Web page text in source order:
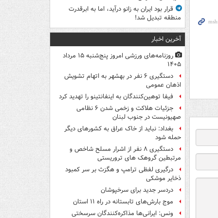
قرار بود ایران به زانو درآید، اما به ابرقدرت
منطقه تبدیل شد!
آخرین اخبار
روزنامه‌های ورزشی امروز پنج‌شنبه ۱۵ مرداد
۱۴۰۵
دستگیری ۶ نفر در بهشهر به اتهام تشویش
اذهان عمومی
فیفا توهین‌کنندگان به اینفانتینو را تهدید کرد
جزئیات هلاکت و زخمی شدن ۶ نظامی
صهیونیست در جنوب لبنان
بغداد: نباید از خاک عراق به کشورهای دیگر
حمله شود
دستگیری ۸ نفر از اشرار مسلح شاخص و
مرتبطین گروهک های تروریستی
درگیری لفظی ترامپ و هگزث بر سر کمبود
ذخایر موشکی
دردسر جدید برای سرخپوشان
موج بارش‌های تابستانه در راه ۱۱ استان
ونس: ایرانی‌ها مذاکره‌کنندگان سرسختی